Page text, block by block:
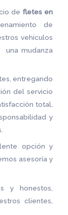
de fletes en
de
vehículos
una mudanza
entregando
del servicio
total,
y
opción y
asesoría y
y honestos,
clientes,